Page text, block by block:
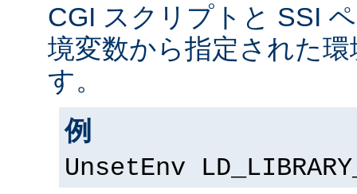
CGI スクリプトと SSI
境変数から指定された
す。
例
UnsetEnv